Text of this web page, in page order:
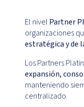
El nivel Partner
organizaciones
estratégica y de
Los Partners
expansión,
manteniendo
centralizado.